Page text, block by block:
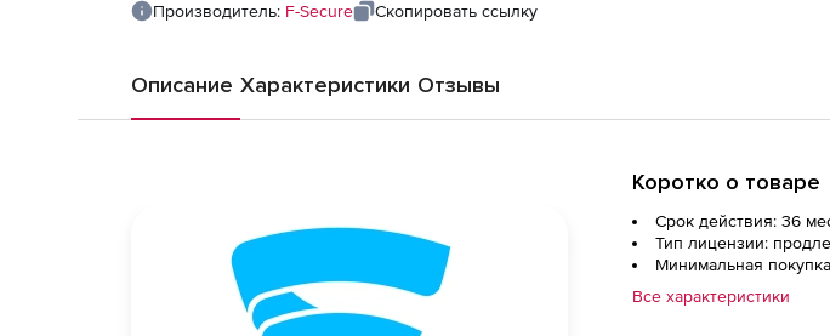
Производитель: F-Secure Скопировать ссылку
Описание Характеристики Отзывы
Коротко о товаре
Срок действия: 36
Тип лицензии:
Минимальная
Все характеристики